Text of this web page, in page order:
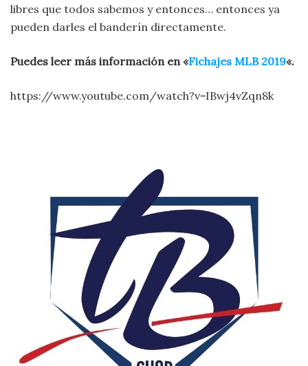
libres que todos sabemos y entonces… entonces ya
pueden darles el banderín directamente.
Puedes leer más información en «Fichajes MLB 2019«.
https://www.youtube.com/watch?v=IBwj4vZqn8k